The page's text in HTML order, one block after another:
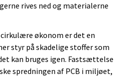
rives ned og materialerne
cirkulære økonom er det en
styr på skadelige stoffer som
kan bruges igen. Fastsættelse
spredningen af PCB i miljøet,